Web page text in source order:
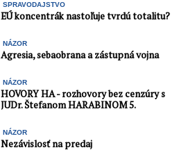
SPRAVODAJSTVO
EÚ koncentrák nastoľuje tvrdú totalitu?
NÁZOR
Agresia, sebaobrana a zástupná vojna
NÁZOR
HOVORY HA - rozhovory bez cenzúry s
JUDr. Štefanom HARABINOM 5.
NÁZOR
Nezávislosť na predaj